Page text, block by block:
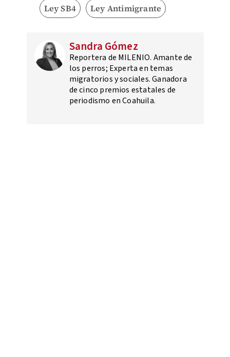
Ley SB4 Ley Antimigrante
Sandra Gómez
Reportera de MILENIO. Amante de
los perros; Experta en temas
migratorios y sociales. Ganadora
de cinco premios estatales de
periodismo en Coahuila.